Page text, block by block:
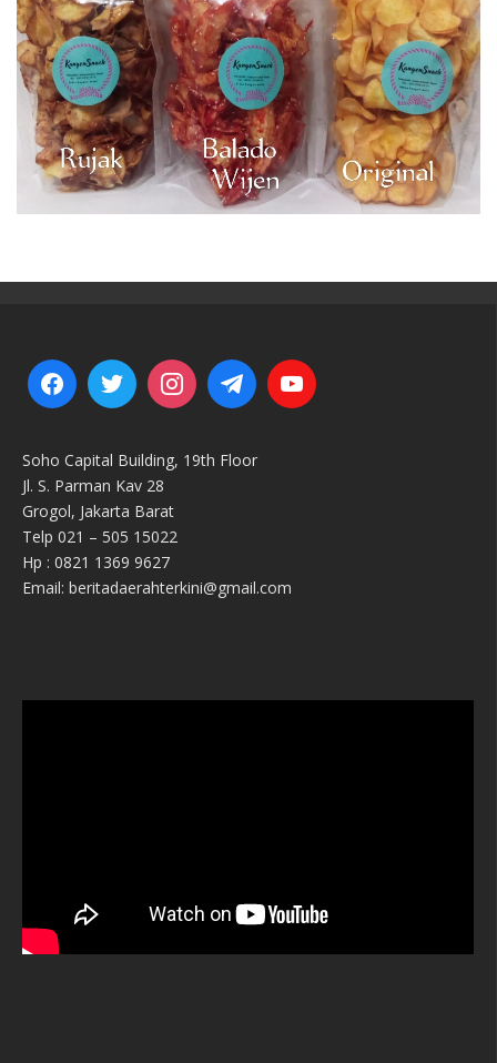
Soho Capital Building, 19th Floor
Jl. S. Parman Kav 28
Grogol, Jakarta Barat
Telp 021 – 505 15022
Hp : 0821 1369 9627
Email: beritadaerahterkini@gmail.com